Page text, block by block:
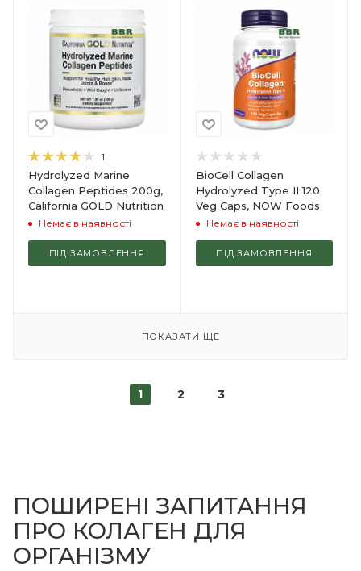
1
Hydrolyzed Marine
Collagen Peptides 200g,
California GOLD Nutrition
Немає в наявності
ПІД ЗАМОВЛЕННЯ
BioCell Collagen
Hydrolyzed Type II 120
Veg Caps, NOW Foods
Немає в наявності
ПІД ЗАМОВЛЕННЯ
ПОКАЗАТИ ЩЕ
1 2 3
ПОШИРЕНІ ЗАПИТАННЯ
ПРО КОЛАГЕН ДЛЯ
ОРГАНІЗМУ